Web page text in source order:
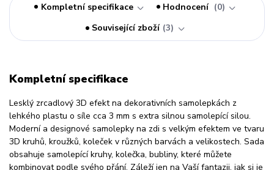
Kompletní specifikace Hodnocení
0
Související zboží 3
Kompletní specifikace
Lesklý zrcadlový 3D efekt na dekorativních samolepkách z
lehkého plastu o síle cca 3 mm s extra silnou samolepící silou.
Moderní a designové samolepky na zdi s velkým efektem ve tvaru
3D kruhů, kroužků, koleček v různých barvách a velikostech. Sada
obsahuje samolepící kruhy, kolečka, bubliny, které můžete
kombinovat podle svého přání. Záleží jen na Vaší fantazii, jak si je